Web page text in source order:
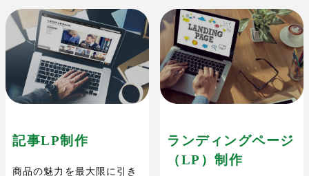
記事LP制作
商品の魅力を最大限に引き
ランディングページ
（LP）制作